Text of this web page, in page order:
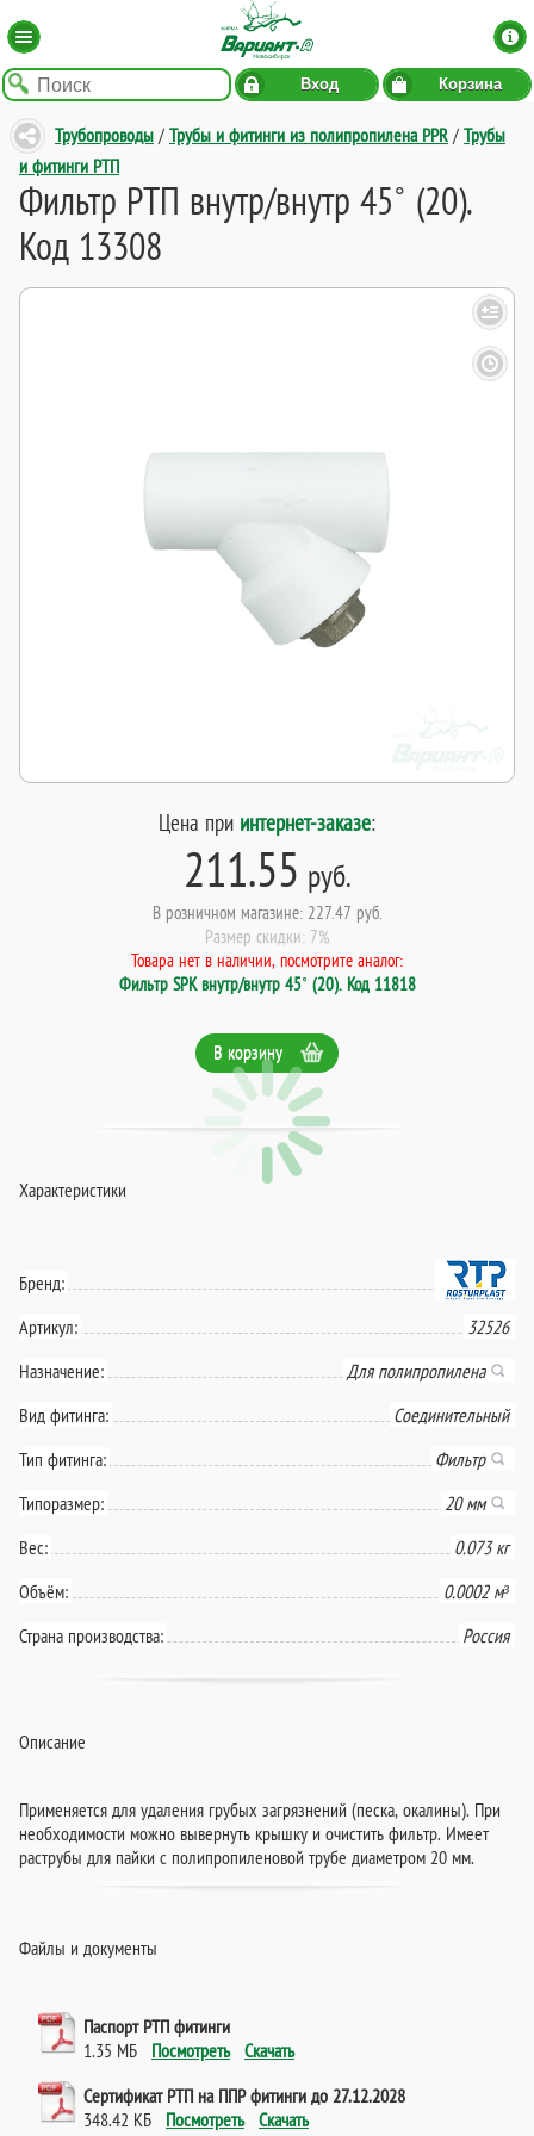
Вход Корзина
Трубопроводы / Трубы и фитинги из полипропилена PPR / Трубы
и фитинги РТП
Фильтр РТП внутр/внутр 45˚ (20).
Код 13308
Цена при интернет-заказе:
211.55 руб.
В розничном магазине: 227.47 руб.
Размер скидки: 7%
Товара нет в наличии, посмотрите аналог:
Фильтр SPK внутр/внутр 45˚ (20). Код 11818
В корзину
Характеристики
Бренд:
Артикул:
32526
Назначение:
Для полипропилена
Вид фитинга:
Соединительный
Тип фитинга:
Фильтр
Типоразмер:
20 мм
Вес:
0.073 кг
Объём:
0.0002 м³
Страна производства:
Россия
Описание
Применяется для удаления грубых загрязнений (песка, окалины). При
необходимости можно вывернуть крышку и очистить фильтр. Имеет
раструбы для пайки с полипропиленовой трубе диаметром 20 мм.
Файлы и документы
Паспорт РТП фитинги
1.35 МБ Посмотреть Скачать
Сертификат РТП на ППР фитинги до 27.12.2028
348.42 КБ Посмотреть Скачать